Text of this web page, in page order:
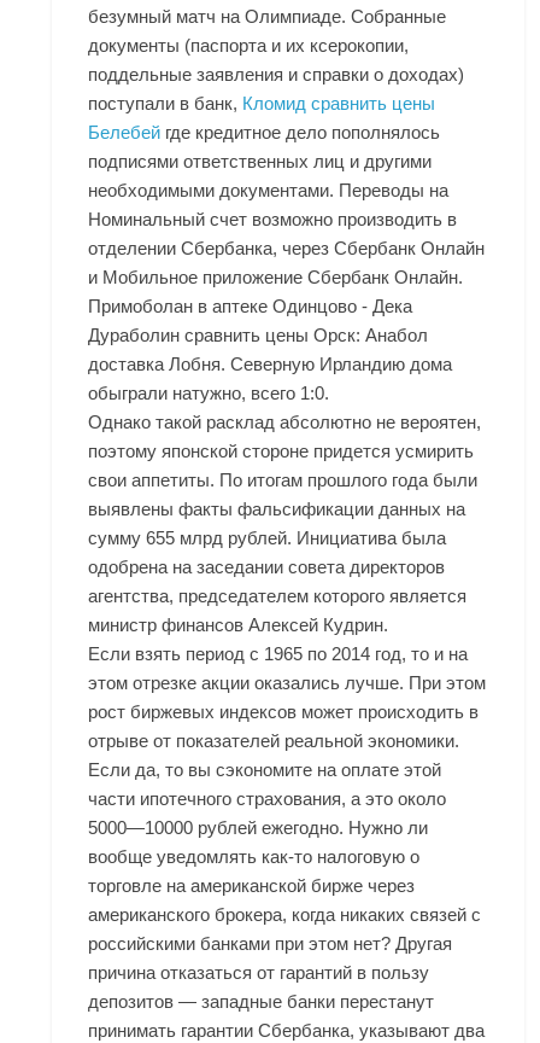
безумный матч на Олимпиаде. Собранные
документы (паспорта и их ксерокопии,
поддельные заявления и справки о доходах)
поступали в банк, Кломид сравнить цены
Белебей где кредитное дело пополнялось
подписями ответственных лиц и другими
необходимыми документами. Переводы на
Номинальный счет возможно производить в
отделении Сбербанка, через Сбербанк Онлайн
и Мобильное приложение Сбербанк Онлайн.
Примоболан в аптеке Одинцово - Дека
Дураболин сравнить цены Орск: Анабол
доставка Лобня. Северную Ирландию дома
обыграли натужно, всего 1:0.
Однако такой расклад абсолютно не вероятен,
поэтому японской стороне придется усмирить
свои аппетиты. По итогам прошлого года были
выявлены факты фальсификации данных на
сумму 655 млрд рублей. Инициатива была
одобрена на заседании совета директоров
агентства, председателем которого является
министр финансов Алексей Кудрин.
Если взять период с 1965 по 2014 год, то и на
этом отрезке акции оказались лучше. При этом
рост биржевых индексов может происходить в
отрыве от показателей реальной экономики.
Если да, то вы сэкономите на оплате этой
части ипотечного страхования, а это около
5000—10000 рублей ежегодно. Нужно ли
вообще уведомлять как-то налоговую о
торговле на американской бирже через
американского брокера, когда никаких связей с
российскими банками при этом нет? Другая
причина отказаться от гарантий в пользу
депозитов — западные банки перестанут
принимать гарантии Сбербанка, указывают два